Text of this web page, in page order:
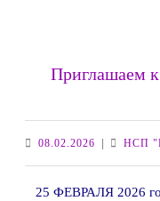
Приглашаем
08.02.2026 08.02.2026
НСП
25 ФЕВРАЛЯ 2026